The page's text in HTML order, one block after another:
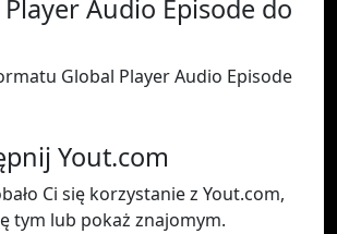
Audio Episode do
Global Player Audio Episode
Yout.com
Ci się korzystanie z Yout.com,
tym lub pokaż znajomym.